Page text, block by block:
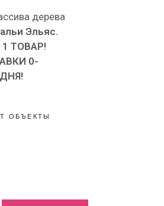
дерева
Эльяс.
ТОВАР!
0-
ОБЪЕКТЫ